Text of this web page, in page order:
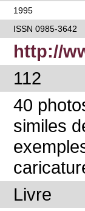
1995
ISSN 0985-3642
http://
112
40
similes
Livre